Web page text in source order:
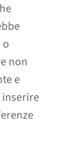
non
e
inserire